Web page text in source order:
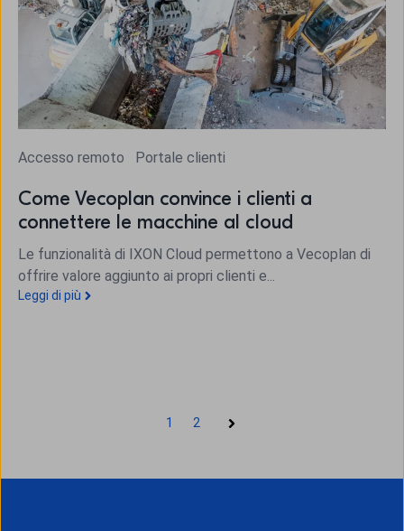
Accesso remoto Portale clienti
Come Vecoplan convince i clienti a
connettere le macchine al cloud
Le funzionalità di IXON Cloud permettono a Vecoplan di
offrire valore aggiunto ai propri clienti e...
Leggi di più
1 2
Il prossimo